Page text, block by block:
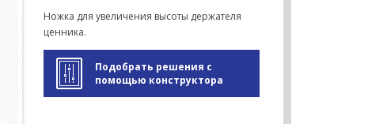
Ножка для увеличения высоты держателя
ценника.
Подобрать решения с
помощью конструктора